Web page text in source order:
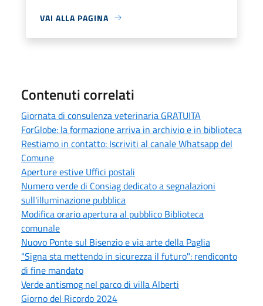
VAI ALLA PAGINA
Contenuti correlati
Giornata di consulenza veterinaria GRATUITA
ForGlobe: la formazione arriva in archivio e in biblioteca
Restiamo in contatto: Iscriviti al canale Whatsapp del
Comune
Aperture estive Uffici postali
Numero verde di Consiag dedicato a segnalazioni
sull'illuminazione pubblica
Modifica orario apertura al pubblico Biblioteca
comunale
Nuovo Ponte sul Bisenzio e via arte della Paglia
"Signa sta mettendo in sicurezza il futuro": rendiconto
di fine mandato
Verde antismog nel parco di villa Alberti
Giorno del Ricordo 2024